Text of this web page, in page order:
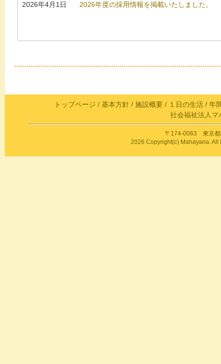
2026年4月1日
2026年度の採用情報を掲載いたしました。
トップページ / 基本方針 / 施設概要 / １日の生活 / 年
社会福祉法人マ
〒174-0063 東京
2026 Copyright(c) Mahayana. All